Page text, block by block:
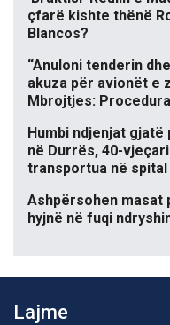
çfarë kishte thënë
Blancos?
“Anuloni tenderin
akuza për avionët e
Mbrojtjes:
Humbi ndjenjat
në Durrës, 40-
transportua në spital
Ashpërsohen masat
hyjnë në fuqi
Lajme